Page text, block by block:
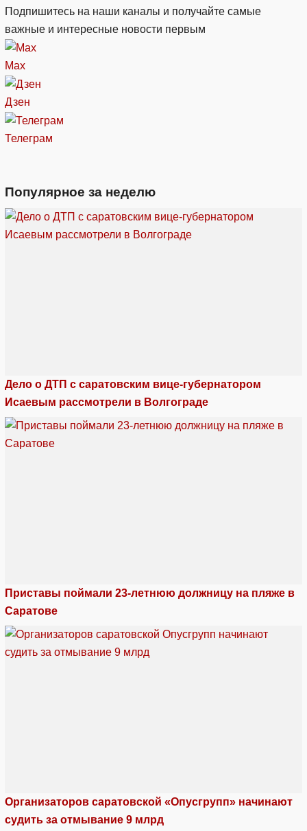
Подпишитесь на наши каналы и получайте самые
важные и интересные новости первым
Max
Дзен
Телеграм
Популярное за неделю
Дело о ДТП с саратовским вице-губернатором
Исаевым рассмотрели в Волгограде
Приставы поймали 23-летнюю должницу на пляже в
Саратове
Организаторов саратовской «Опусгрупп» начинают
судить за отмывание 9 млрд